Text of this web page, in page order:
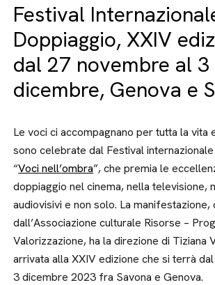
Festival
Doppiaggio, XXIV
dal 27 novembre al 3
dicembre, Genova e
Le voci ci accompagnano per tutta la vita
sono celebrate dal Festival
“Voci nell’ombra”, che premia le
doppiaggio nel cinema, nella televisione,
audiovisivi e non solo. La manifestazione,
dall’Associazione culturale Risorse –
Valorizzazione, ha la direzione di Tiziana
arrivata alla XXIV edizione che si terrà
3 dicembre 2023 fra Savona e Genova.